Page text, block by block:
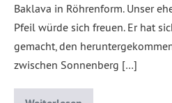
Baklava in Röhrenform. Unser
Pfeil würde sich freuen. Er hat
gemacht, den
zwischen Sonnenberg […]